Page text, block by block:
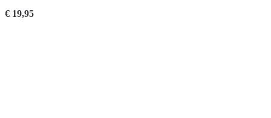
€ 19,95